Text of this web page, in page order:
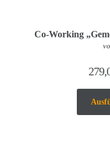
Co-Working